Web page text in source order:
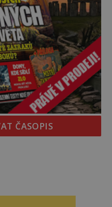
ČASOPIS